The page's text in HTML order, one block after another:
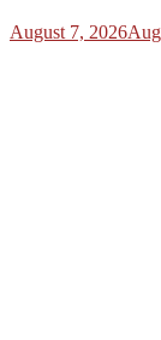
Posted
August 7, 2026